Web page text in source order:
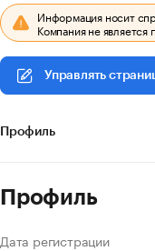
Информация носит
Компания не
Управлять
Профиль
Профиль
Дата регистрации